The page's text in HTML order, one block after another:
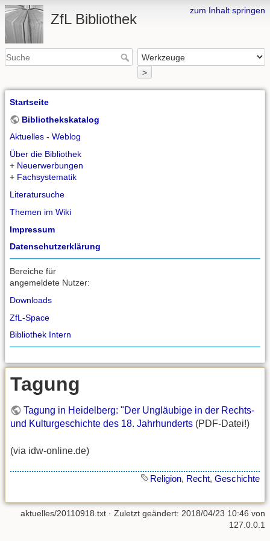
zum Inhalt springen
ZfL Bibliothek
>
Startseite
Bibliothekskatalog
Aktuelles - Weblog
Über die Bibliothek
+ Neuerwerbungen
+ Fachsystematik
Literatursuche
Themen im Wiki
Impressum
Datenschutzerklärung
Bereiche für
angemeldete Nutzer:
Downloads
ZfL-Space
Bibliothek Intern
Tagung
Tagung in Heidelberg: "Der Ungläubige in der Rechts-
und Kulturgeschichte des 18. Jahrhunderts (PDF-Datei!)
(via idw-online.de)
Religion, Recht, Geschichte
aktuelles/20110918.txt · Zuletzt geändert: 2018/04/23 10:46 von
127.0.0.1